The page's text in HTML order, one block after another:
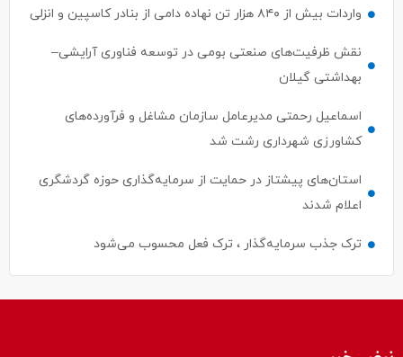
واردات بیش از ۸۴۰ هزار تن نهاده دامی از بنادر كاسپین و انزلی
نقش ظرفیت‌های صنعتی بومی در توسعه فناوری آرایشی–
بهداشتی گیلان
اسماعیل رحمتی مدیرعامل سازمان مشاغل و فرآورده‌های
کشاورزی شهرداری رشت شد
استان‌های پیشتاز در حمایت از سرمایه‌گذاری حوزه گردشگری
اعلام شدند
ترک جذب سرمایه‌گذار ، ترک فعل محسوب می‌شود